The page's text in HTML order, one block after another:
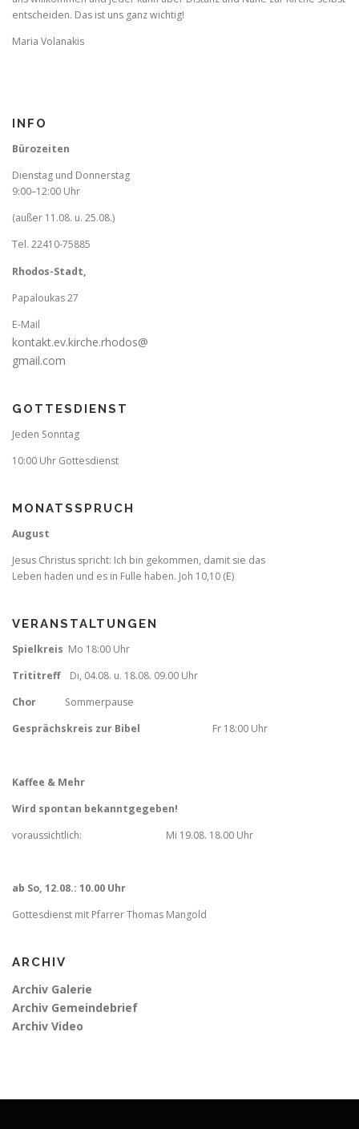
entscheiden. Das ist uns ganz wichtig!
Maria Volanakis
INFO
Bürozeiten
Dienstag und Donnerstag
9:00–12:00 Uhr
(außer 11.08. u. 25.08.)
Tel. 22410-75885
Rhodos-Stadt,
Papaloukas 27
E-Mail
kontakt.ev.kirche.rhodos@
gmail.com
GOTTESDIENST
Jeden Sonntag
10:00 Uhr Gottesdienst
MONATSSPRUCH
August
Jesus Christus spricht: Ich bin gekommen, damit sie das
Leben haden und es in Fulle haben. Joh 10,10 (E)
VERANSTALTUNGEN
Spielkreis Mo 18:00 Uhr
TrititreffDi, 04.08. u. 18.08. 09.00 Uhr
Chor Sommerpause
Gesprächskreis zur Bibel Fr 18:00 Uhr
Kaffee & Mehr
Wird spontan bekanntgegeben!
voraussichtlich: Mi 19.08. 18.00 Uhr
ab So, 12.08.: 10.00 Uhr
Gottesdienst mit Pfarrer Thomas Mangold
ARCHIV
Archiv Galerie
Archiv Gemeindebrief
Archiv Video